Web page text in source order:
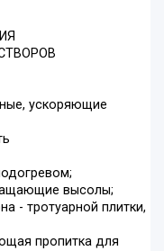
ускоряющие
высолы;
- тротуарной плитки,
пропитка для